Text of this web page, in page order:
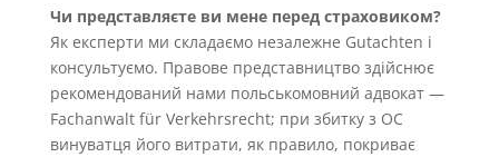
Чи представляєте ви мене перед страховиком?
Як експерти ми складаємо незалежне Gutachten і
консультуємо. Правове представництво здійснює
рекомендований нами польськомовний адвокат —
Fachanwalt für Verkehrsrecht; при збитку з OC
винуватця його витрати, як правило, покриває